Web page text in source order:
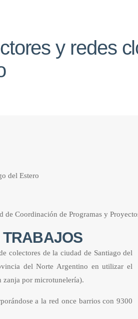
y redes
del Estero
de Coordinación de Programas y
TRABAJOS
colectores de la ciudad de Santiago del
del Norte Argentino en utilizar el
zanja por microtunelería).
a la red once barrios con 9300